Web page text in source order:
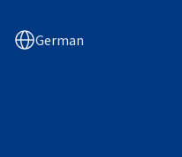
German